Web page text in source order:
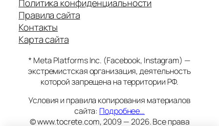
Политика конфиденциальности
Правила сайта
Контакты
Карта сайта
* Meta Platforms Inc. (Facebook, Instagram) —
экстремистская организация, деятельность
которой запрещена на территории РФ.
Условия и правила копирования материалов
сайта: Подробнее…
© www.tocrete.com, 2009 — 2026. Все права